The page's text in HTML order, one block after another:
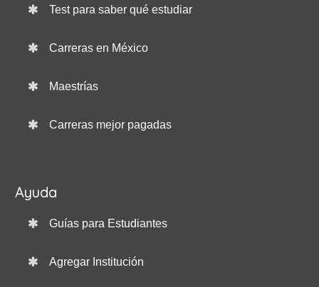
Test para saber qué estudiar
Carreras en México
Maestrías
Carreras mejor pagadas
Ayuda
Guías para Estudiantes
Agregar Institución